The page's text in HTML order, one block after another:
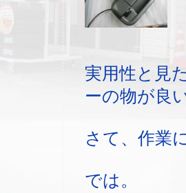
実用性と見
ーの物が良
さて、作業
では。